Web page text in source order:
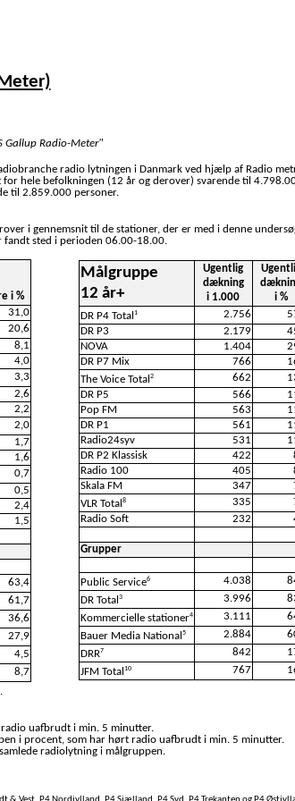
Gallup Radio-Meter"
radio lytningen i Danmark ved hjælp af Radio
for hele befolkningen (12 år og derover) svarende til
til 2.859.000 personer.
i gennemsnit til de stationer, der er med i denne
sted i perioden 06.00-18.00.
i %
31,0
20,6
8,1
4,0
3,3
2,6
2,2
2,0
1,7
1,6
0,7
0,5
2,4
1,5
63,4
61,7
36,6
27,9
4,5
8,7
Målgruppe
12 år+
Ugentlig
dækning
i 1.000
i %
DR P4 Total 1 2.756
DR P3
2.179
NOVA
1.404
DR P7 Mix
766
The Voice Total 2 662
DR P5
566
Pop FM
563
DR P1
561
Radio24syv
531
DR P2 Klassisk
422
Radio 100
405
Skala FM
347
VLR Total 8 335
Radio Soft
232
Grupper
Public Service6 4.038
DR Total 3 3.996
Kommercielle stationer4 3.111
Bauer Media National 5 2.884
DRR7 842
JFM Total 10 767
uafbrudt i min. 5 minutter.
i procent, som har hørt radio uafbrudt i min. 5 minutter.
radiolytning i målgruppen.